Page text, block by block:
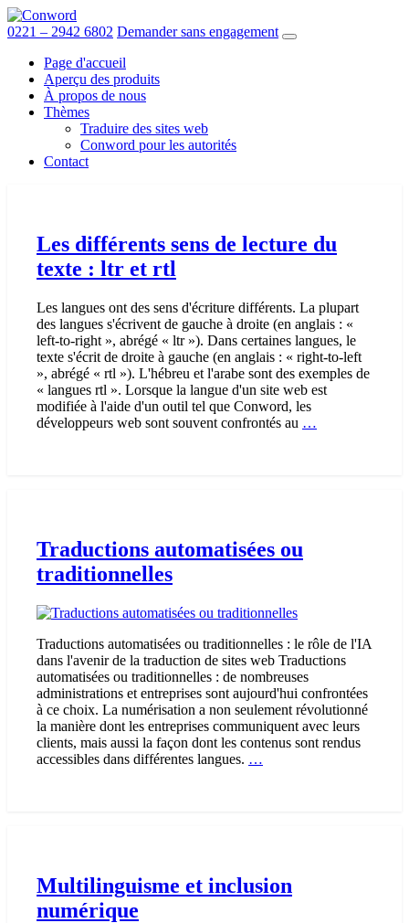
Skip
to
content
0221 – 2942 6802 Demander sans engagement
Page d'accueil
Aperçu des produits
À propos de nous
Thèmes
Traduire des sites web
Conword pour les autorités
Contact
Les différents sens de lecture du
texte : ltr et rtl
Les langues ont des sens d'écriture différents. La plupart
des langues s'écrivent de gauche à droite (en anglais : «
left-to-right », abrégé « ltr »). Dans certaines langues, le
texte s'écrit de droite à gauche (en anglais : « right-to-left
», abrégé « rtl »). L'hébreu et l'arabe sont des exemples de
« langues rtl ». Lorsque la langue d'un site web est
modifiée à l'aide d'un outil tel que Conword, les
développeurs web sont souvent confrontés au …
Traductions automatisées ou
traditionnelles
Traductions automatisées ou traditionnelles : le rôle de l'IA
dans l'avenir de la traduction de sites web Traductions
automatisées ou traditionnelles : de nombreuses
administrations et entreprises sont aujourd'hui confrontées
à ce choix. La numérisation a non seulement révolutionné
la manière dont les entreprises communiquent avec leurs
clients, mais aussi la façon dont les contenus sont rendus
accessibles dans différentes langues. …
Multilinguisme et inclusion
numérique